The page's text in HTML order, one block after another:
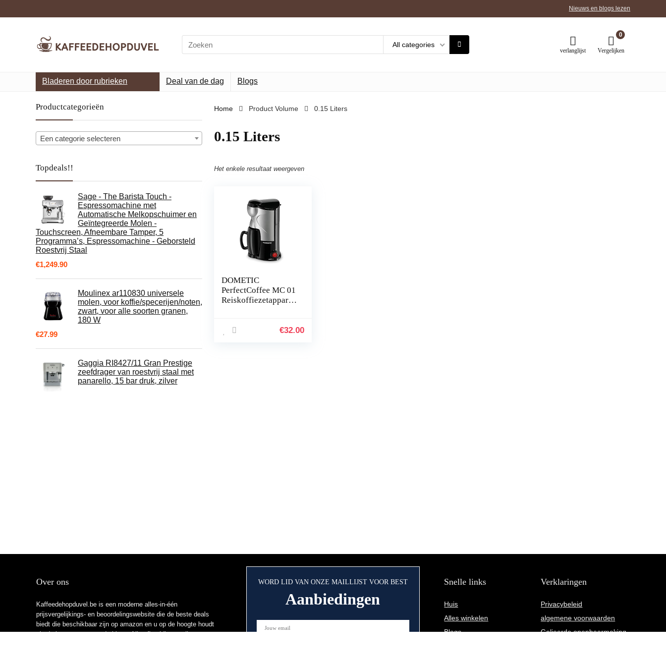
Nieuws en blogs lezen
Search
for:
All categories
verlanglijst
0
Vergelijken
Bladeren door rubrieken Deal van de dag Blogs
Productcategorieën
Een categorie selecteren
Topdeals!!
Sage - The Barista Touch -
Espressomachine met
Automatische Melkopschuimer en
Geïntegreerde Molen -
Touchscreen, Afneembare Tamper, 5
Programma’s, Espressomachine - Geborsteld
Roestvrij Staal
€1,249.90
Moulinex ar110830 universele
molen, voor koffie/specerijen/noten,
zwart, voor alle soorten granen,
180 W
€27.99
Gaggia RI8427/11 Gran Prestige
zeefdrager van roestvrij staal met
panarello, 15 bar druk, zilver
Home Product Volume ‎0.15 Liters
‎0.15 Liters
Het enkele resultaat weergeven
DOMETIC
PerfectCoffee MC 01
Reiskoffiezetapparaa
boot, zwart/zilver,
€32.00
Over ons
Kaffeedehopduvel.be is een moderne alles-in-één
prijsvergelijkings- en beoordelingswebsite die de beste deals
biedt die beschikbaar zijn op amazon en u op de hoogte houdt
via de laatst toegevoegde blogs. Alle afbeeldingen zijn
WORD LID VAN ONZE MAILLIJST VOOR BEST
Aanbiedingen
Snelle links
Huis
Alles winkelen
Blogs
Verklaringen
Privacybeleid
algemene voorwaarden
Gelieerde openbaarmaking